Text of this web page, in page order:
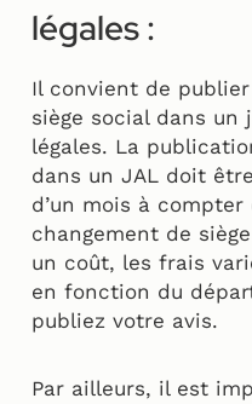
légales :
Il convient de
siège social dans un
légales. La
dans un JAL doit
d’un mois à
changement de
un coût, les frais
en fonction du
publiez votre avis.
Par ailleurs, il est